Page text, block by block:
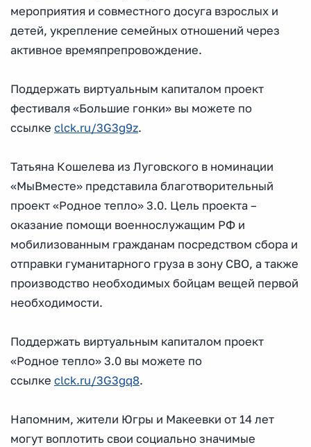
мероприятия и совместного досуга взрослых и
детей, укрепление семейных отношений через
активное времяпрепровождение.
Поддержать виртуальным капиталом проект
фестиваля «Большие гонки» вы можете по
ссылке clck.ru/3G3g9z.
Татьяна Кошелева из Луговского в номинации
«МыВместе» представила благотворительный
проект «Родное тепло» 3.0. Цель проекта –
оказание помощи военнослужащим РФ и
мобилизованным гражданам посредством сбора и
отправки гуманитарного груза в зону СВО, а также
производство необходимых бойцам вещей первой
необходимости.
Поддержать виртуальным капиталом проект
«Родное тепло» 3.0 вы можете по
ссылке clck.ru/3G3gq8.
Напомним, жители Югры и Макеевки от 14 лет
могут воплотить свои социально значимые